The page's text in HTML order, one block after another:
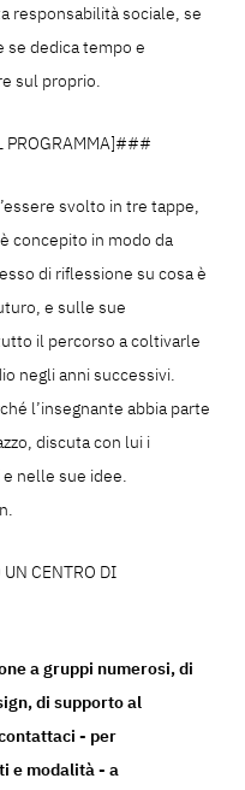
responsabilità sociale, se
se dedica tempo e
sul proprio.
PROGRAMMA]###
svolto in tre tappe,
concepito in modo da
di riflessione su cosa è
e sulle sue
il percorso a coltivarle
negli anni successivi.
l’insegnante abbia parte
discuta con lui i
nelle sue idee.
CENTRO DI
a gruppi numerosi, di
di supporto al
- per
e modalità - a